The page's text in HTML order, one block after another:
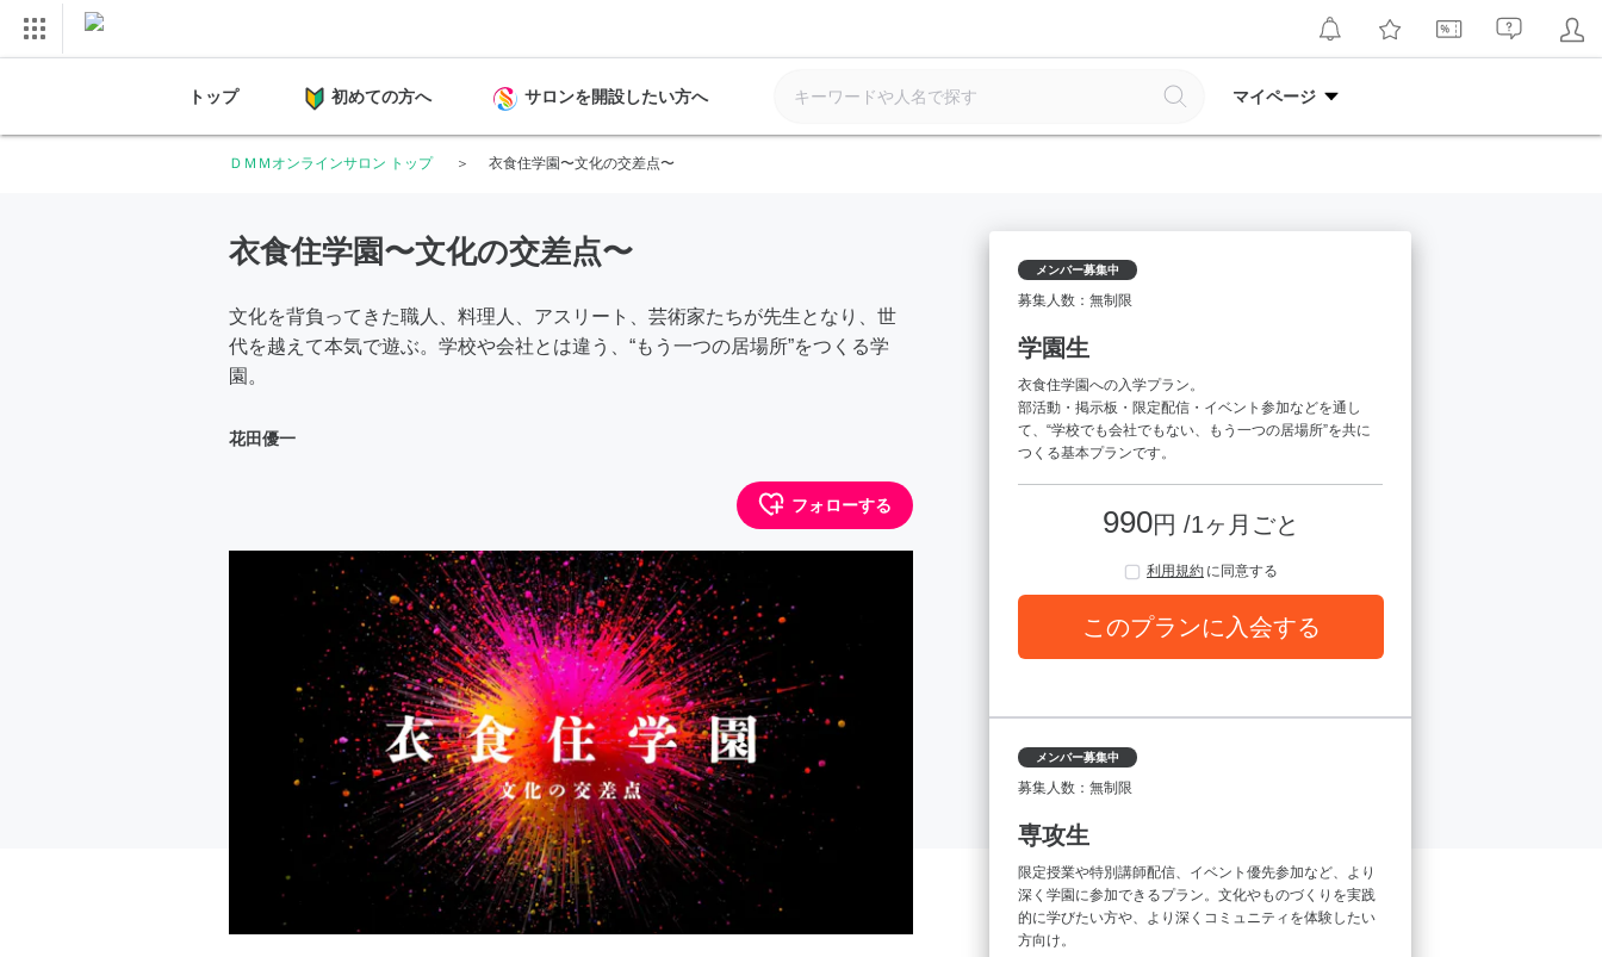
トップ 初めての方へ サロンを開設したい方へ マイページ
ＤＭＭオンラインサロン トップ 衣食住学園〜文化の交差点〜
衣食住学園〜文化の交差点〜
文化を背負ってきた職人、料理人、アスリート、芸術家たちが先生となり、世
代を越えて本気で遊ぶ。学校や会社とは違う、“もう一つの居場所”をつくる学
園。
花田優一
フォローする
メンバー募集中
募集人数：無制限
学園生
衣食住学園への入学プラン。
部活動・掲示板・限定配信・イベント参加などを通し
て、“学校でも会社でもない、もう一つの居場所”を共に
つくる基本プランです。
990円 /1ヶ月ごと
利用規約 に同意する
このプランに入会する
メンバー募集中
募集人数：無制限
専攻生
限定授業や特別講師配信、イベント優先参加など、より
深く学園に参加できるプラン。文化やものづくりを実践
的に学びたい方や、より深くコミュニティを体験したい
方向け。